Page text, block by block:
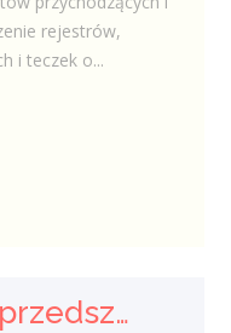
rejestrów,
i teczek o...
Nauczyciel/ka w przedszkolu specjalnym